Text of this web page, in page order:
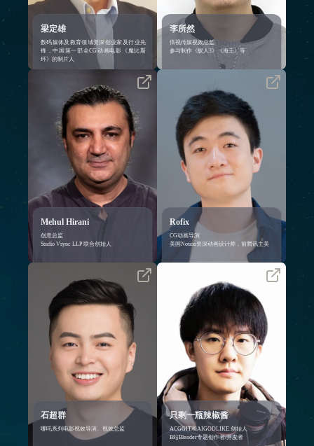
梁定雄
数码媒体及教育领域资深创业家及行业先
锋，中国第一部全CG动画电影《魔比斯
环》的制片人
2000年，他从美国聘来专家，与深
圳大学传播学院合办的IDMT（数字
媒体科技研究院）。该校是中国相
关培训领域的奠基者，亦培养了支
援了《魔比斯环》制作的400名专才
李所然
倍视传媒视效总监
参与制作《蚁人3》《海王》等
Mehul Hirani
创意总监
Studio Vsync LLP 联合创始人
在动画和视觉特效行业拥有超过30
年的经验，始终致力于融合艺术、
制作与技术，不断拓展叙事边界。
作为Studio Vsync LLP的联合创始
人，他如今继续引领着涵盖电影、
剧集及主题公园的全球CG项目，与
BBC、苹果TV、Netflix、狮门影业
和索尼影业等国际客户合作，自诩
为破解难题的“赋能者”。他亦热衷
于人才培养，积极通过研讨会和行
业评审活动启迪下一代
Rofix
CG动画导演
美国Notion资深动画设计师，前腾讯主美
CG动画导演、前腾讯主美，目前在
美国Notion担任资深动画设计师，
毕业于UCLA（加州大学洛杉矶分
校）和RISD（罗德岛设计学院）
擅长VR动画（Quill），创作了首部
完全在VR里制作的短片动画，曾受
邀在Facebook讲座以及登上3D Artist
杂志专栏
石超群
哪吒系列电影视效导演、视效总监
陕西省动漫游戏行业协会副会长、
陕西省西安市网络文艺家协会副会
2025年经西安市委市政府、西安市
人才办评定为地方级领军人才
哪吒系列电影视效导演、视效总监
西安数字怪兽创始人、西安高新区
动漫产业基地创始人
作为中国影视产业协会认证专家多
次担任金雀奖等行业奖项终审评委
只剩一瓶辣椒酱
ACGGIT和AIGODLIKE 创始人
B站Blender专题创作者/开发者
是一个拥有超过340k粉丝专注于
Blender内容制作和插件设计的博
主，同时也是一个坚定的开源信仰
在Bender知识科普方面，从
Blender2.79开始，基于知识开源向
公众提供了超过400集以上的教程
《黑铁骑士Ι》《黑铁骑士Ⅱ》以及
其他Blender相关知识内容
在Blender工具开发方面，发起了
Github开源组织AIGODLIKE，主导
了Simple deform helper（简易形变
助手）、LJ-Studio（万物有灵
Studio）、Place helper（放置助
手）、Gesture helper（手势助
手）、Camera helper（相机助
手）、Light helper（灯光助手）、
Popoti align helper（对齐助手）、
Ppi tools（ppi助手）等 Blender 工